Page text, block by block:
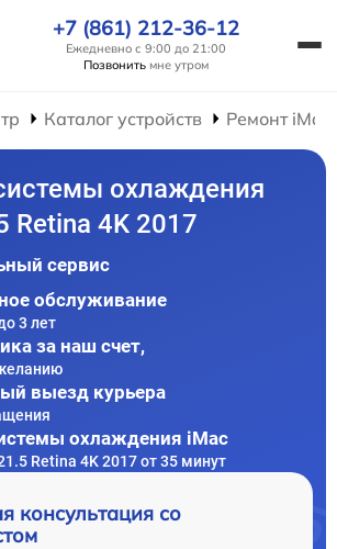
+7 (861) 212-36-12
Ежедневно с 9:00 до 21:00
Позвонить мне утром
Каталог устройств Ремонт iMac
охлаждения
Retina 4K 2017
сервис
обслуживание
3 лет
за наш счет,
выезд курьера
охлаждения iMac
Retina 4K 2017 от 35 минут
консультация со